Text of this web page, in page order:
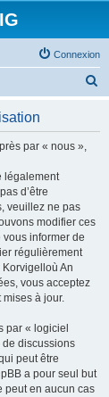
Connexion
par « nous »,
légalement
d’être
veuillez ne pas
modifier ces
informer de
régulièrement
An
vous acceptez
à jour.
par « logiciel
de discussions
peut être
a pour seul but
peut en aucun cas